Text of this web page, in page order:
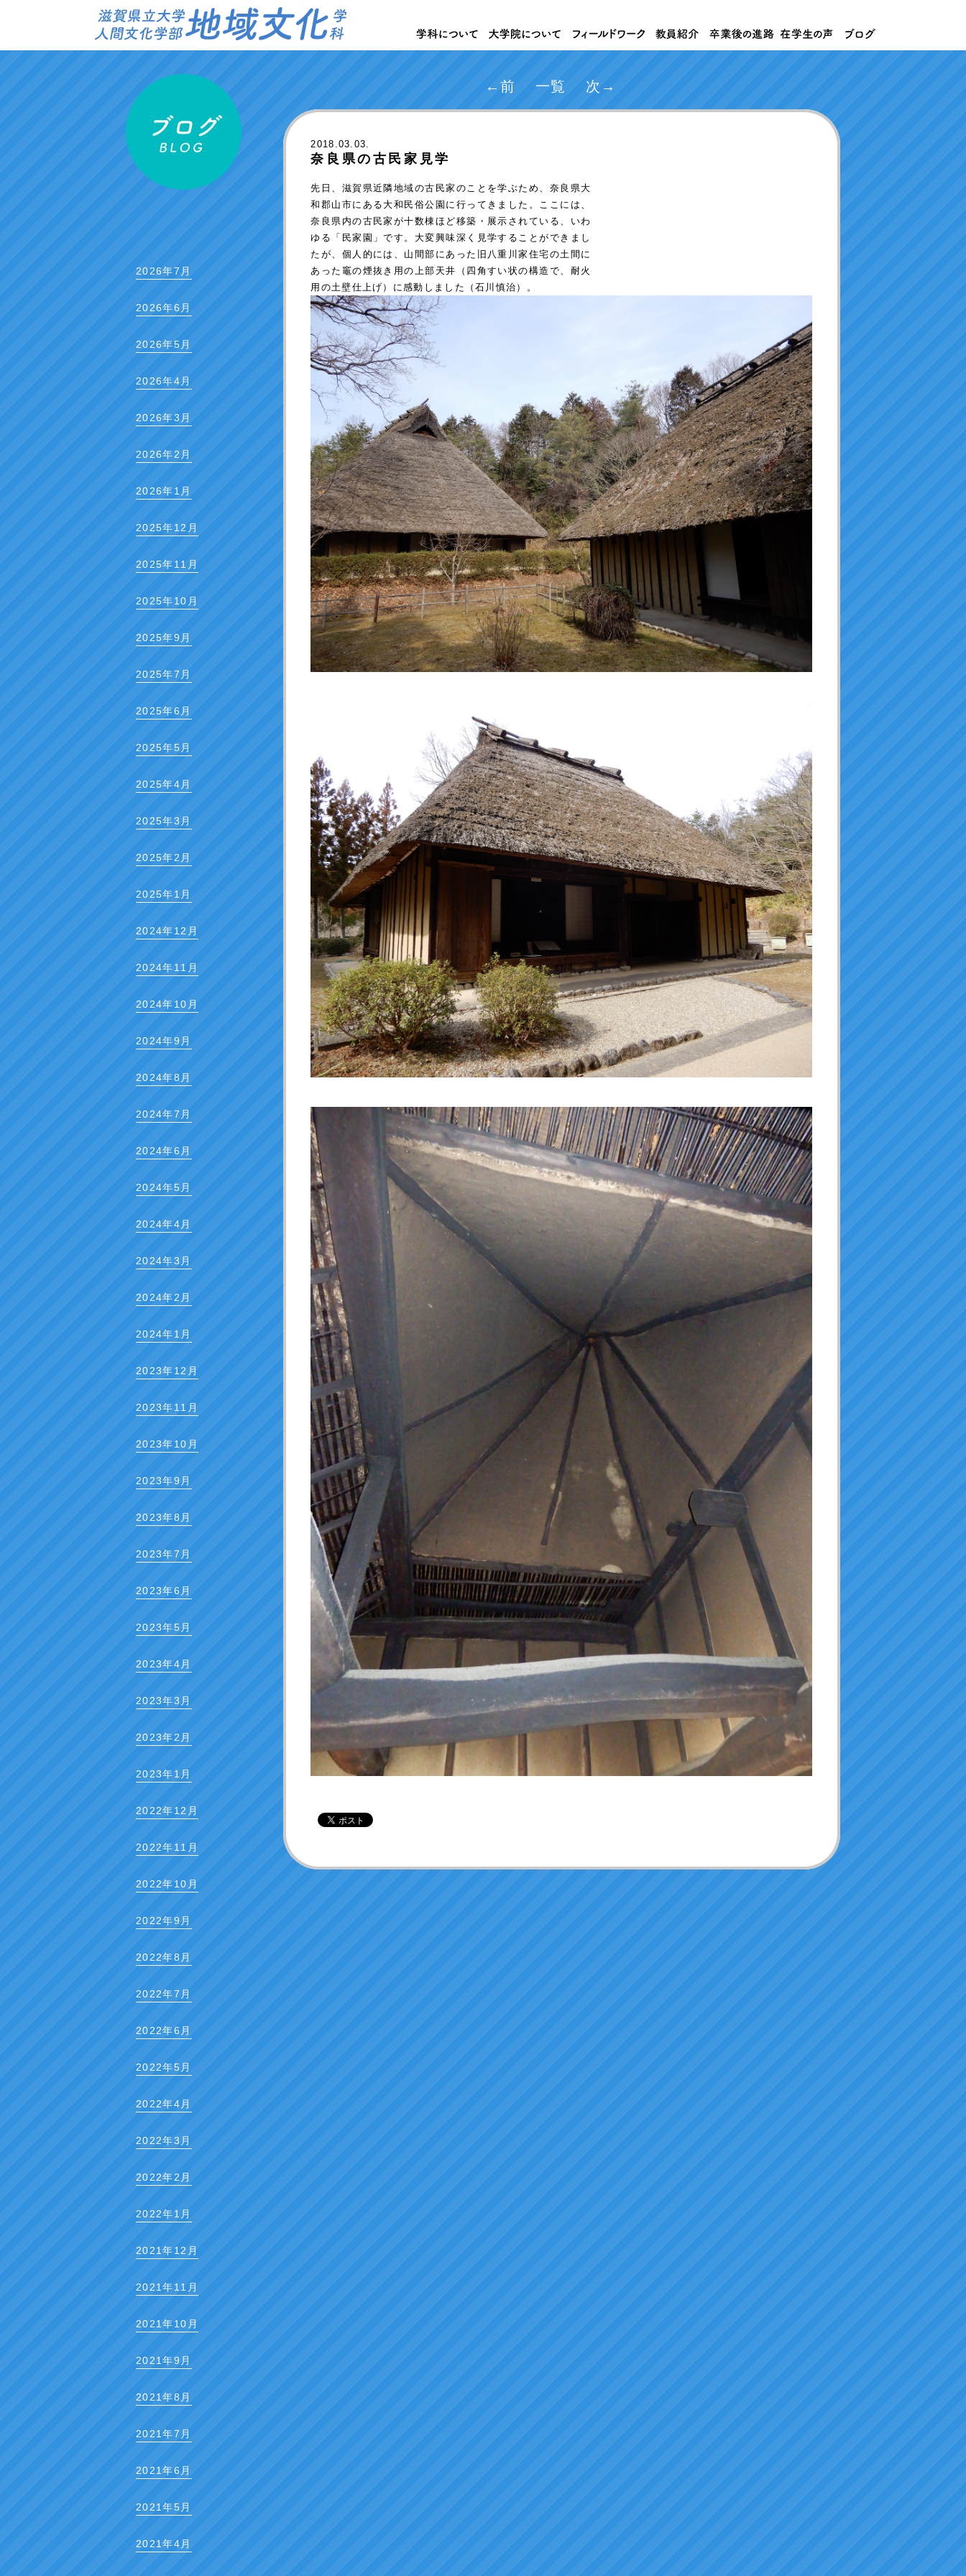
←前 一覧 次→
2018 .03.03.
奈良県の古民家見学
先日、滋賀県近隣地域の古民家のことを学ぶため、奈良県大
和郡山市にある大和民俗公園に行ってきました。ここには、
奈良県内の古民家が十数棟ほど移築・展示されている、いわ
ゆる「民家園」です。大変興味深く見学することができまし
たが、個人的には、山間部にあった旧八重川家住宅の土間に
あった竈の煙抜き用の上部天井（四角すい状の構造で、耐火
用の土壁仕上げ）に感動しました（石川慎治）。
2026年7月
2026年6月
2026年5月
2026年4月
2026年3月
2026年2月
2026年1月
2025年12月
2025年11月
2025年10月
2025年9月
2025年7月
2025年6月
2025年5月
2025年4月
2025年3月
2025年2月
2025年1月
2024年12月
2024年11月
2024年10月
2024年9月
2024年8月
2024年7月
2024年6月
2024年5月
2024年4月
2024年3月
2024年2月
2024年1月
2023年12月
2023年11月
2023年10月
2023年9月
2023年8月
2023年7月
2023年6月
2023年5月
2023年4月
2023年3月
2023年2月
2023年1月
2022年12月
2022年11月
2022年10月
2022年9月
2022年8月
2022年7月
2022年6月
2022年5月
2022年4月
2022年3月
2022年2月
2022年1月
2021年12月
2021年11月
2021年10月
2021年9月
2021年8月
2021年7月
2021年6月
2021年5月
2021年4月